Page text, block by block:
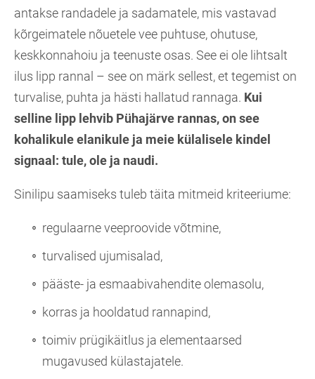
antakse randadele ja sadamatele, mis vastavad
kõrgeimatele nõuetele vee puhtuse, ohutuse,
keskkonnahoiu ja teenuste osas. See ei ole lihtsalt
ilus lipp rannal – see on märk sellest, et tegemist on
turvalise, puhta ja hästi hallatud rannaga. Kui
selline lipp lehvib Pühajärve rannas, on see
kohalikule elanikule ja meie külalisele kindel
signaal: tule, ole ja naudi.
Sinilipu saamiseks tuleb täita mitmeid kriteeriume:
regulaarne veeproovide võtmine,
turvalised ujumisalad,
pääste- ja esmaabivahendite olemasolu,
korras ja hooldatud rannapind,
toimiv prügikäitlus ja elementaarsed
mugavused külastajatele.